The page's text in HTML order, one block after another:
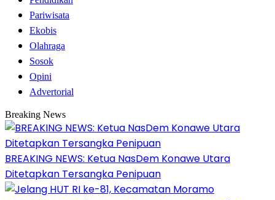
Pariwisata
Ekobis
Olahraga
Sosok
Opini
Advertorial
Breaking News
BREAKING NEWS: Ketua NasDem Konawe Utara
Ditetapkan Tersangka Penipuan